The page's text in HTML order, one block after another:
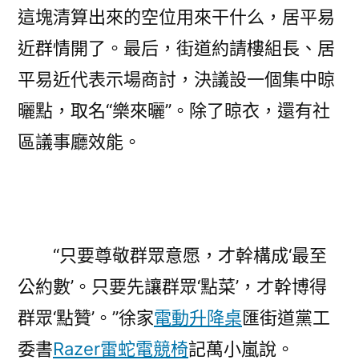
這塊清算出來的空位用來干什么，居平易
近群情開了。最后，街道約請樓組長、居
平易近代表示場商討，決議設一個集中晾
曬點，取名“樂來曬”。除了晾衣，還有社
區議事廳效能。
“只要尊敬群眾意愿，才幹構成‘最至
公約數’。只要先讓群眾‘點菜’，才幹博得
群眾‘點贊’。”徐家電動升降桌匯街道黨工
委書Razer雷蛇電競椅記萬小嵐說。